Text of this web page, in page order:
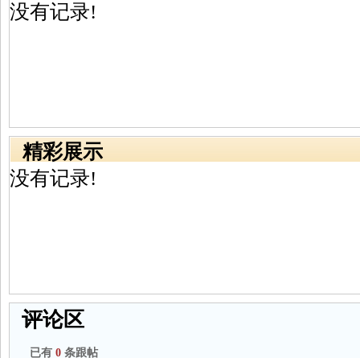
没有记录!
精彩展示
没有记录!
评论区
已有 0 条跟帖